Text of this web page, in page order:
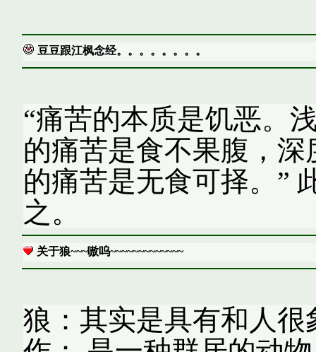
豆豆跟江枫念经。。。。。。。。
“痛苦的本质是饥恶。
的痛苦是食不果腹，
的痛苦是无食可择。”
之。
关于狼~~~嗷呜~~~~~~~~~~~~~
狼：其实是具有和人